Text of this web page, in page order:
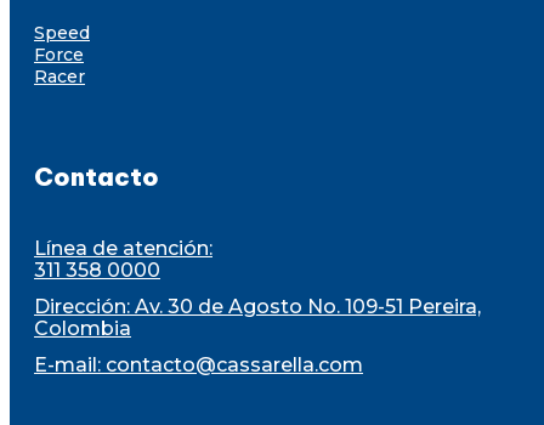
Speed
Force
Racer
Contacto
Línea de atención:
311 358 0000
Dirección: Av. 30 de Agosto No. 109-51 Pereira,
Colombia
E-mail: contacto@cassarella.com